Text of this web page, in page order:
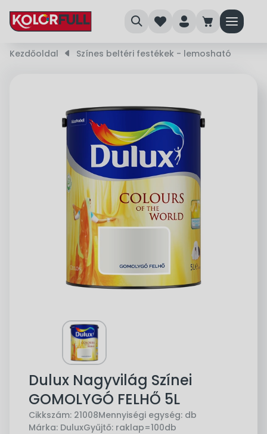
search heart person cart menu
Kezdőoldal right_small Színes beltéri festékek - lemosható
Dulux Nagyvilág Színei
GOMOLYGÓ FELHŐ 5L
Cikkszám: 21008Mennyiségi egység: db
Márka: DuluxGyűjtő: raklap=100db